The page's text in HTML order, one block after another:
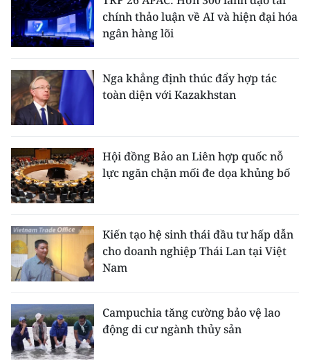
chính thảo luận về AI và hiện đại hóa
ngân hàng lõi
Nga khẳng định thúc đẩy hợp tác
toàn diện với Kazakhstan
Hội đồng Bảo an Liên hợp quốc nỗ
lực ngăn chặn mối đe dọa khủng bố
Kiến tạo hệ sinh thái đầu tư hấp dẫn
cho doanh nghiệp Thái Lan tại Việt
Nam
Campuchia tăng cường bảo vệ lao
động di cư ngành thủy sản